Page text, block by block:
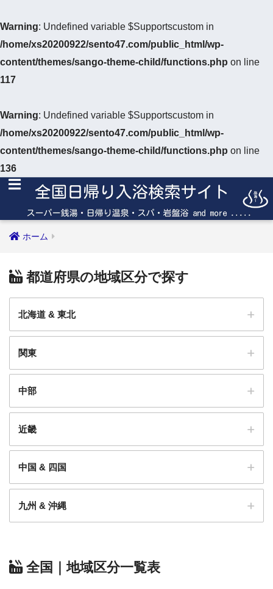
Warning: Undefined variable $Supportscustom in
/home/xs20200922/sento47.com/public_html/wp-
content/themes/sango-theme-child/functions.php on line
117
Warning: Undefined variable $Supportscustom in
/home/xs20200922/sento47.com/public_html/wp-
content/themes/sango-theme-child/functions.php on line
136
ホーム
都道府県の地域区分で探す
北海道 & 東北
市圏 仙南圏
山形県
関東
区
那須・塩谷地区
北毛地域
域
西部地域 川越比企地域
中部
嶺北地域
嶺南地域
近畿
域
京都府
中国 & 四国
東部（出雲地域）
西部（石見地域）
九州 & 沖縄
福岡地域
北九州地域 筑後地域
全国｜地域区分一覧表